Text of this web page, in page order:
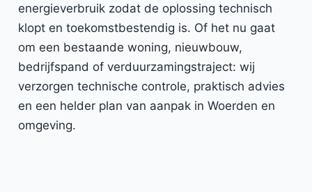
energieverbruik zodat de oplossing technisch
klopt en toekomstbestendig is. Of het nu gaat
om een bestaande woning, nieuwbouw,
bedrijfspand of verduurzamingstraject: wij
verzorgen technische controle, praktisch advies
en een helder plan van aanpak in Woerden en
omgeving.